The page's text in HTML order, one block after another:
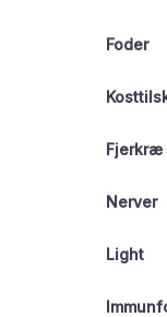
Foder
Fjerkræ
Nerver
Light